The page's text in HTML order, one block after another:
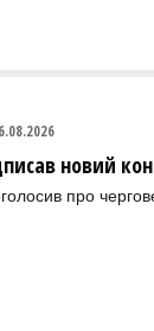
новий
про